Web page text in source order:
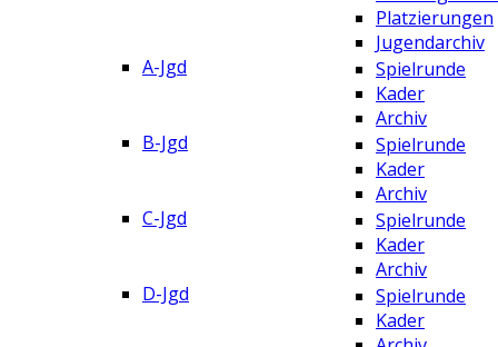
Platzierungen
Jugendarchiv
A-Jgd
Spielrunde
Kader
Archiv
B-Jgd
Spielrunde
Kader
Archiv
C-Jgd
Spielrunde
Kader
Archiv
D-Jgd
Spielrunde
Kader